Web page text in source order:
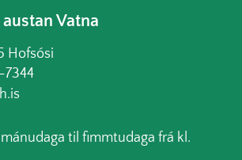
Vatna
Hofsósi
7344
til fimmtudaga frá kl.